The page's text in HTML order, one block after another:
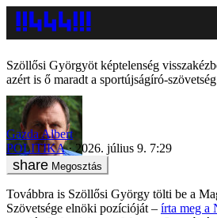
Szöllősi Györgyöt képtelenség
azért is ő maradt a sportújságíró-
Gazda Albert
POLITIKA
2026. július 9. 7:29
Megosztás
Továbbra is Szöllősi György tölti be a
Szövetsége elnöki pozícióját – írta meg a